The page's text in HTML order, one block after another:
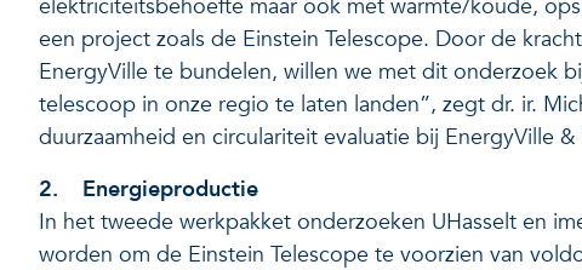
elektriciteitsbehoefte maar ook met warmte/koude,
een project zoals de Einstein Telescope. Door de
EnergyVille te bundelen, willen we met dit onderzoek
telescoop in onze regio te laten landen”, zegt dr. ir.
duurzaamheid en circulariteit evaluatie bij EnergyVille &
2. Energieproductie
In het tweede werkpakket onderzoeken UHasselt en
worden om de Einstein Telescope te voorzien van